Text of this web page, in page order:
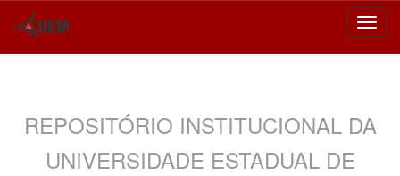
REPOSITÓRIO INSTITUCIONAL DA
UNIVERSIDADE ESTADUAL DE